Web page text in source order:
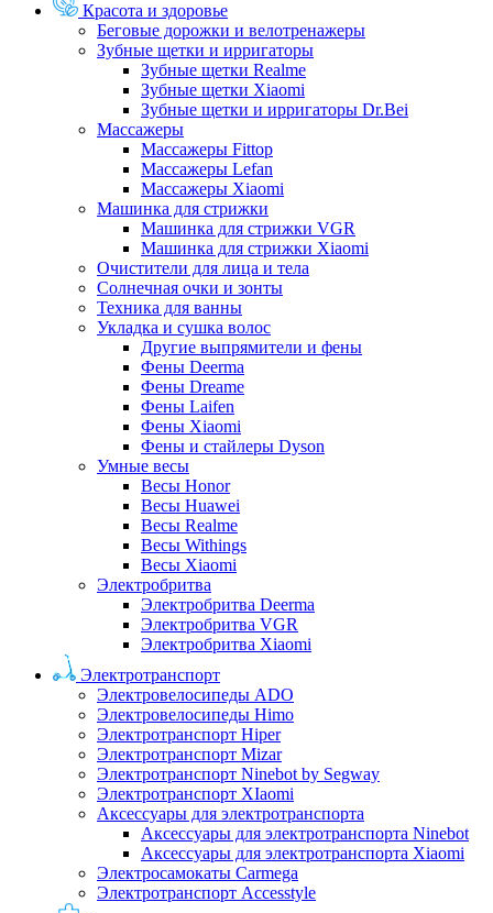
Красота и здоровье
Беговые дорожки и велотренажеры
Зубные щетки и ирригаторы
Зубные щетки Realme
Зубные щетки Xiaomi
Зубные щетки и ирригаторы Dr.Bei
Массажеры
Массажеры Fittop
Массажеры Lefan
Массажеры Xiaomi
Машинка для стрижки
Машинка для стрижки VGR
Машинка для стрижки Xiaomi
Очистители для лица и тела
Солнечная очки и зонты
Техника для ванны
Укладка и сушка волос
Другие выпрямители и фены
Фены Deerma
Фены Dreame
Фены Laifen
Фены Xiaomi
Фены и стайлеры Dyson
Умные весы
Весы Honor
Весы Huawei
Весы Realme
Весы Withings
Весы Xiaomi
Электробритва
Электробритва Deerma
Электробритва VGR
Электробритва Xiaomi
Электротранспорт
Электровелосипеды ADO
Электровелосипеды Himo
Электротранспорт Hiper
Электротранспорт Mizar
Электротранспорт Ninebot by Segway
Электротранспорт XIaomi
Аксессуары для электротранспорта
Аксессуары для электротранспорта Ninebot
Аксессуары для электротранспорта Xiaomi
Электросамокаты Carmega
Электротранспорт Accesstyle